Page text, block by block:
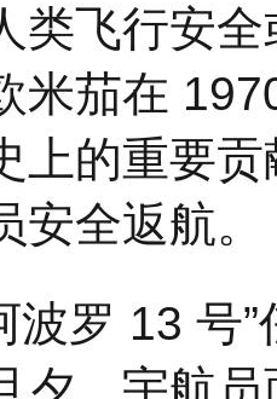
类飞行安
米茄在
上的重要贡
全返航。
波罗 13 号